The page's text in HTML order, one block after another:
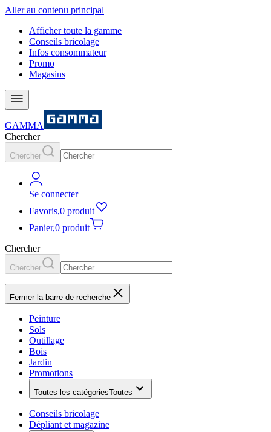
Aller au contenu principal
Afficher toute la gamme
Conseils bricolage
Infos consommateur
Promo
Magasins
GAMMA
Chercher
Chercher
Se connecter
Favoris,0 produit
Panier,0 produit
Chercher
Chercher
Fermer la barre de recherche
Peinture
Sols
Outillage
Bois
Jardin
Promotions
Toutes les catégoriesToutes
Conseils bricolage
Dépliant et magazine